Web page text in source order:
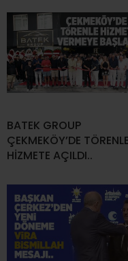
BATEK GROUP
ÇEKMEKÖY’DE TÖRENLE
HİZMETE AÇILDI..